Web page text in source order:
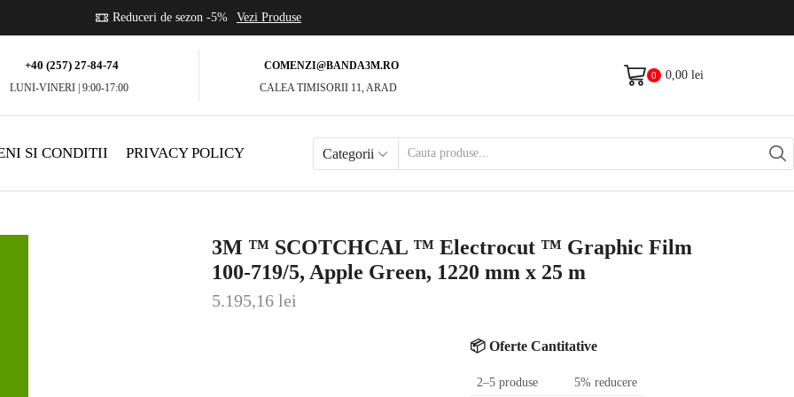
Reduceri de sezon -5% Vezi Produse
+40 (257) 27-84-74
LUNI-VINERI | 9:00-17:00
COMENZI@BANDA3M.RO
CALEA TIMISORII 11, ARAD
0 0,00 lei
SI CONDITII PRIVACY POLICY Categorii
3M ™ SCOTCHCAL ™ Electrocut ™ Graphic Film
100-719/5, Apple Green, 1220 mm x 25 m
5.195,16 lei
📦 Oferte Cantitative
2–5 produse
5% reducere